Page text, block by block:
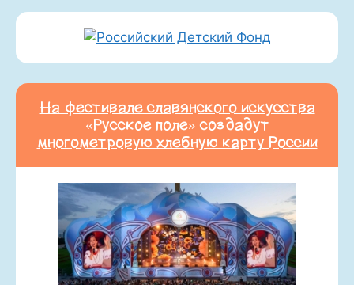
На фестивале славянского искусства
«Русское поле» создадут
многометровую хлебную карту России